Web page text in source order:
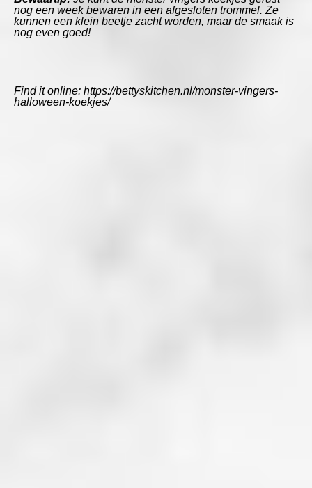
nog een week bewaren in een afgesloten trommel. Ze
kunnen een klein beetje zacht worden, maar de smaak is
nog even goed!
Find it online: https://bettyskitchen.nl/monster-vingers-
halloween-koekjes/